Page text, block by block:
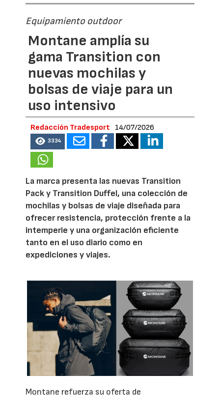
Equipamiento outdoor
Montane amplía su
gama Transition con
nuevas mochilas y
bolsas de viaje para un
uso intensivo
Redacción Tradesport 14/07/2026
3334
La marca presenta las nuevas Transition
Pack y Transition Duffel, una colección de
mochilas y bolsas de viaje diseñada para
ofrecer resistencia, protección frente a la
intemperie y una organización eficiente
tanto en el uso diario como en
expediciones y viajes.
Montane refuerza su oferta de